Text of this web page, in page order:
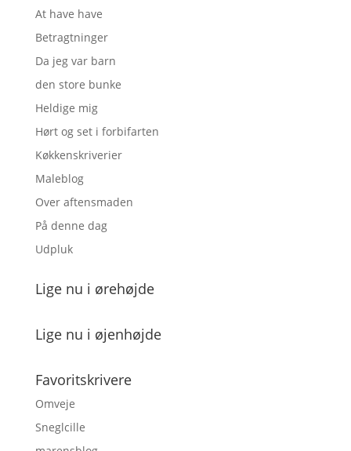
At have have
Betragtninger
Da jeg var barn
den store bunke
Heldige mig
Hørt og set i forbifarten
Køkkenskriverier
Maleblog
Over aftensmaden
På denne dag
Udpluk
Lige nu i ørehøjde
Lige nu i øjenhøjde
Favoritskrivere
Omveje
Sneglcille